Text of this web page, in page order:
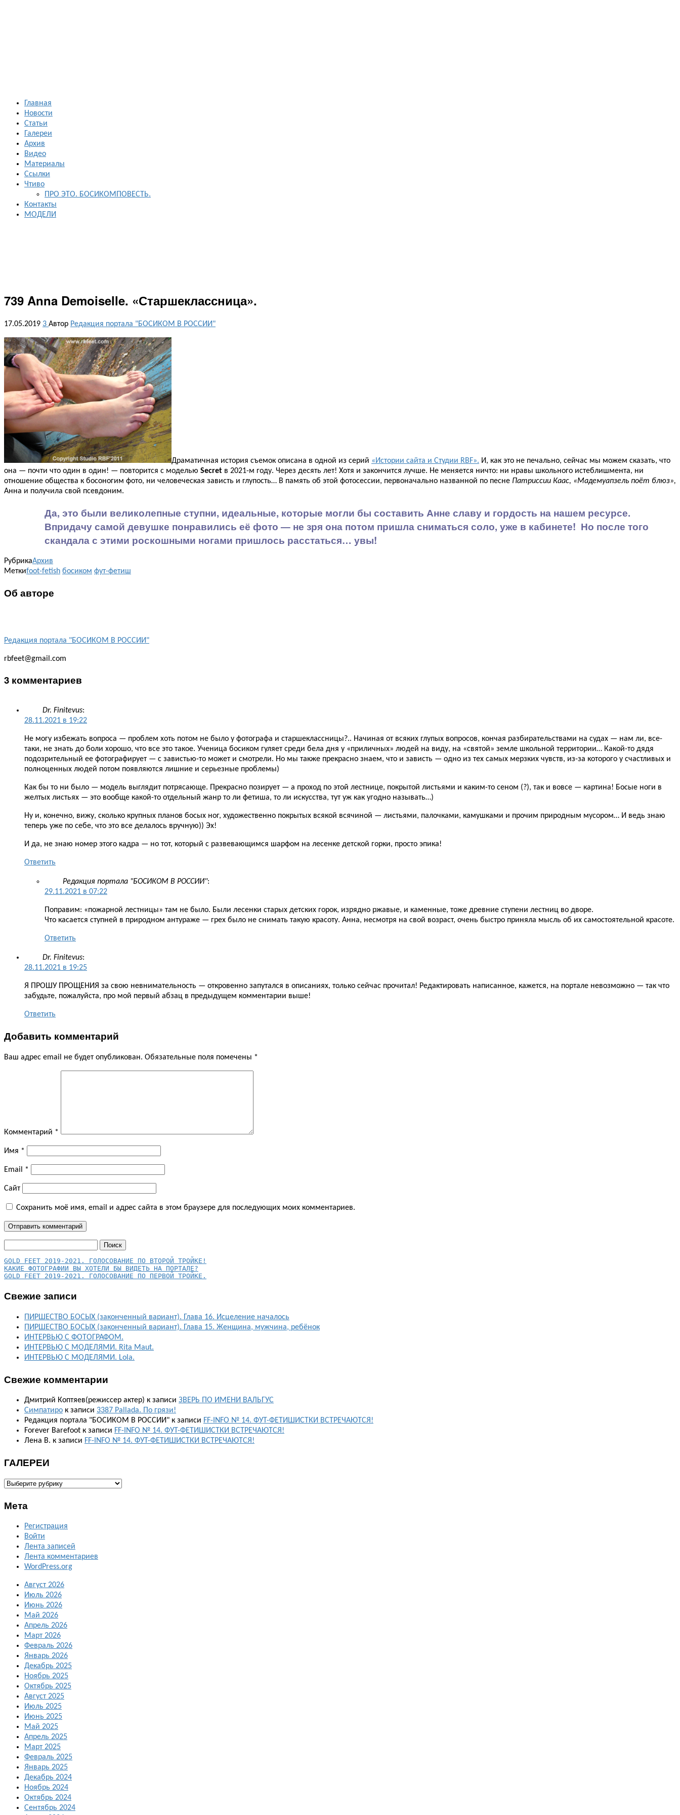
Главная
Новости
Статьи
Галереи
Архив
Видео
Материалы
Ссылки
Чтиво
ПРО ЭТО. БОСИКОМПОВЕСТЬ.
Контакты
МОДЕЛИ
739 Anna Demoiselle. «Старшеклассница».
17.05.2019 3 Автор Редакция портала "БОСИКОМ В РОССИИ"
Драматичная история съемок описана в одной из серий «Истории сайта и Студии RBF». И, как это не печально, сейчас мы можем сказать, что
она — почти что один в один! — повторится с моделью Secret в 2021-м году. Через десять лет! Хотя и закончится лучше. Не меняется ничто: ни нравы школьного истеблишмента, ни
отношение общества к босоногим фото, ни человеческая зависть и глупость… В память об этой фотосессии, первоначально названной по песне Патриссии Каас, «Мадемуапзель поёт блюз»,
Анна и получила свой псевдоним.
Да, это были великолепные ступни, идеальные, которые могли бы составить Анне славу и гордость на нашем ресурсе.
Впридачу самой девушке понравились её фото — не зря она потом пришла сниматься соло, уже в кабинете! Но после того
скандала с этими роскошными ногами пришлось расстаться… увы!
РубрикаАрхив
Меткиfoot-fetish босиком фут-фетиш
Об авторе
Редакция портала "БОСИКОМ В РОССИИ"
rbfeet@gmail.com
3 комментариев
Dr. Finitevus:
28.11.2021 в 19:22
Не могу избежать вопроса — проблем хоть потом не было у фотографа и старшеклассницы?.. Начиная от всяких глупых вопросов, кончая разбирательствами на судах — нам ли, все-
таки, не знать до боли хорошо, что все это такое. Ученица босиком гуляет среди бела дня у «приличных» людей на виду, на «святой» земле школьной территории… Какой-то дядя
подозрительный ее фотографирует — с завистью-то может и смотрели. Но мы также прекрасно знаем, что и зависть — одно из тех самых мерзких чувств, из-за которого у счастливых и
полноценных людей потом появляются лишние и серьезные проблемы)
Как бы то ни было — модель выглядит потрясающе. Прекрасно позирует — а проход по этой лестнице, покрытой листьями и каким-то сеном (?), так и вовсе — картина! Босые ноги в
желтых листьях — это вообще какой-то отдельный жанр то ли фетиша, то ли искусства, тут уж как угодно называть…)
Ну и, конечно, вижу, сколько крупных планов босых ног, художественно покрытых всякой всячиной — листьями, палочками, камушками и прочим природным мусором… И ведь знаю
теперь уже по себе, что это все делалось вручную)) Эх!
И да, не знаю номер этого кадра — но тот, который с развевающимся шарфом на лесенке детской горки, просто эпика!
Ответить
Редакция портала "БОСИКОМ В РОССИИ":
29.11.2021 в 07:22
Поправим: «пожарной лестницы» там не было. Были лесенки старых детских горок, изрядно ржавые, и каменные, тоже древние ступени лестниц во дворе.
Что касается ступней в природном антураже — грех было не снимать такую красоту. Анна, несмотря на свой возраст, очень быстро приняла мысль об их самостоятельной красоте.
Ответить
Dr. Finitevus:
28.11.2021 в 19:25
Я ПРОШУ ПРОЩЕНИЯ за свою невнимательность — откровенно запутался в описаниях, только сейчас прочитал! Редактировать написанное, кажется, на портале невозможно — так что
забудьте, пожалуйста, про мой первый абзац в предыдущем комментарии выше!
Ответить
Добавить комментарий
Ваш адрес email не будет опубликован. Обязательные поля помечены *
Комментарий *
Имя *
Email *
Сайт
Сохранить моё имя, email и адрес сайта в этом браузере для последующих моих комментариев.
КАКИЕ ФОТОГРАФИИ ВЫ ХОТЕЛИ БЫ ВИДЕТЬ НА ПОРТАЛЕ?
GOLD FEET 2019-2021. ГОЛОСОВАНИЕ ПО ПЕРВОЙ ТРОЙКЕ.
Свежие записи
ПИРШЕСТВО БОСЫХ (законченный вариант). Глава 16. Исцеление началось
ПИРШЕСТВО БОСЫХ (законченный вариант). Глава 15. Женщина, мужчина, ребёнок
ИНТЕРВЬЮ С ФОТОГРАФОМ.
ИНТЕРВЬЮ С МОДЕЛЯМИ. Rita Maut.
ИНТЕРВЬЮ С МОДЕЛЯМИ. Lola.
Свежие комментарии
Дмитрий Коптяев(режиссер актер) к записи ЗВЕРЬ ПО ИМЕНИ ВАЛЬГУС
Симпатиро к записи 3387 Pallada. По грязи!
Редакция портала "БОСИКОМ В РОССИИ" к записи FF-INFO № 14. ФУТ-ФЕТИШИСТКИ ВСТРЕЧАЮТСЯ!
Forever Barefoot к записи FF-INFO № 14. ФУТ-ФЕТИШИСТКИ ВСТРЕЧАЮТСЯ!
Лена В. к записи FF-INFO № 14. ФУТ-ФЕТИШИСТКИ ВСТРЕЧАЮТСЯ!
ГАЛЕРЕИ
ГАЛЕРЕИ
Мета
Регистрация
Войти
Лента записей
Лента комментариев
WordPress.org
Август 2026
Июль 2026
Июнь 2026
Май 2026
Апрель 2026
Март 2026
Февраль 2026
Январь 2026
Декабрь 2025
Ноябрь 2025
Октябрь 2025
Август 2025
Июль 2025
Июнь 2025
Май 2025
Апрель 2025
Март 2025
Февраль 2025
Январь 2025
Декабрь 2024
Ноябрь 2024
Октябрь 2024
Сентябрь 2024